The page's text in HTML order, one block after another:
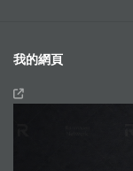
我的網頁